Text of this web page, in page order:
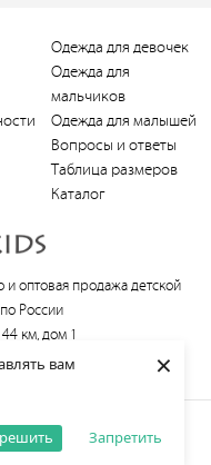
вам
Запретить
×
Одежда для девочек
Одежда для
мальчиков
Одежда для малышей
Вопросы и ответы
Таблица размеров
Каталог
и оптовая продажа детской
России
км, дом 1
love@kogankids.ru